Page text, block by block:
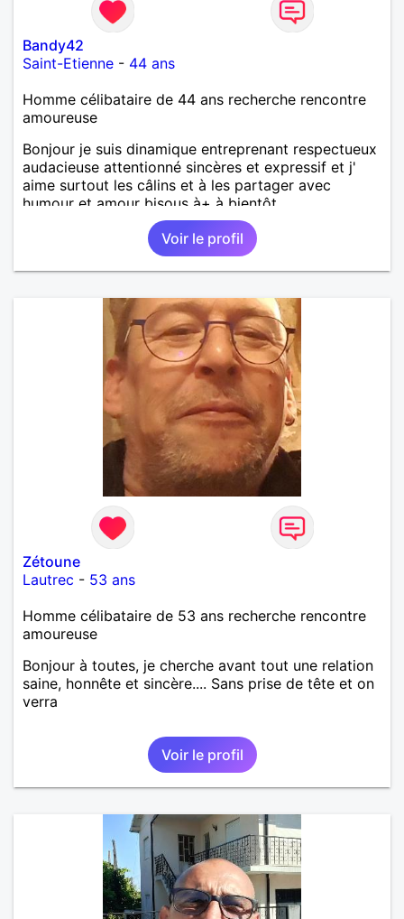
Bandy42
Saint-Etienne - 44 ans
Homme célibataire de 44 ans recherche rencontre
amoureuse
Bonjour je suis dinamique entreprenant respectueux
audacieuse attentionné sincères et expressif et j'
aime surtout les câlins et à les partager avec
humour et amour bisous à+ à bientôt
Voir le profil
Zétoune
Lautrec - 53 ans
Homme célibataire de 53 ans recherche rencontre
amoureuse
Bonjour à toutes, je cherche avant tout une relation
saine, honnête et sincère.... Sans prise de tête et on
verra
Voir le profil